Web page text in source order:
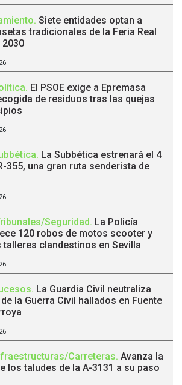
. Siete entidades optan a
tradicionales de la Feria Real
2030
. El PSOE exige a Epremasa
de residuos tras las quejas
. La Subbética estrenará el 4
355, una gran ruta senderista de
Seguridad. La Policía
120 robos de motos scooter y
talleres clandestinos en Sevilla
. La Guardia Civil neutraliza
la Guerra Civil hallados en Fuente
Carreteras. Avanza la
los taludes de la A-3131 a su paso